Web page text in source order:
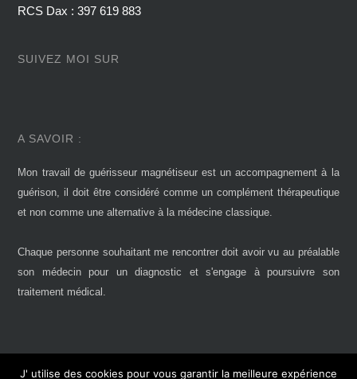
RCS Dax : 397 619 883
SUIVEZ MOI SUR
A SAVOIR :
Mon travail de guérisseur magnétiseur est un accompagnement à la
guérison, il doit être considéré comme un complément thérapeutique
et non comme une alternative à la médecine classique.
Chaque personne souhaitant me rencontrer doit avoir vu au préalable
son médecin pour un diagnostic et s'engage à poursuivre son
traitement médical.
J' utilise des cookies pour vous garantir la meilleure expérience